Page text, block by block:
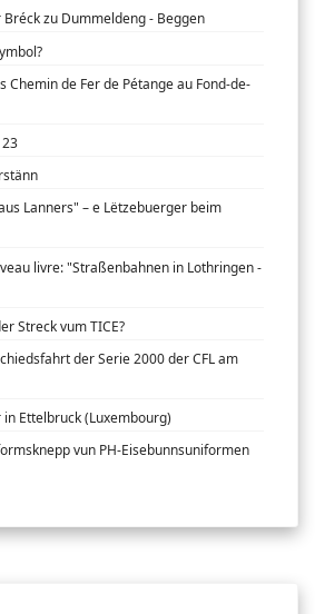
zu Dummeldeng - Beggen
Chemin de Fer de Pétange au Fond-de-
23
Lanners" – e Lëtzebuerger beim
livre: "Straßenbahnen in Lothringen -
Streck vum TICE?
der Serie 2000 der CFL am
Ettelbruck (Luxembourg)
vun PH-Eisebunnsuniformen